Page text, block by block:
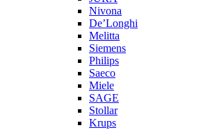
Nivona
De’Longhi
Melitta
Siemens
Philips
Saeco
Miele
SAGE
Stollar
Krups